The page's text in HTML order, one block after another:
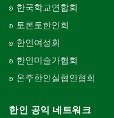
한국학교연합회
토론토한인회
한인여성회
한인미술가협회
온주한인실협인협회
한인 공익 네트워크